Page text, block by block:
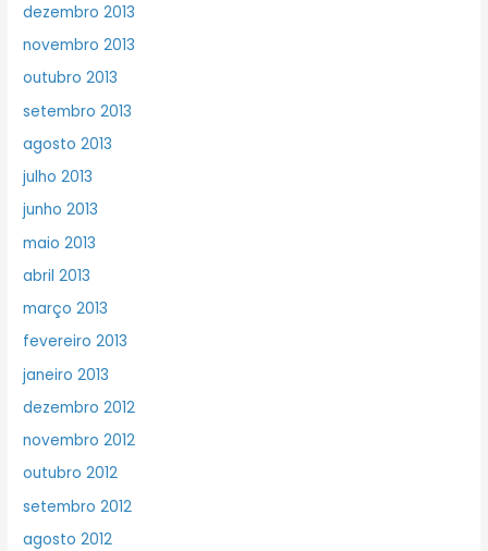
dezembro 2013
novembro 2013
outubro 2013
setembro 2013
agosto 2013
julho 2013
junho 2013
maio 2013
abril 2013
março 2013
fevereiro 2013
janeiro 2013
dezembro 2012
novembro 2012
outubro 2012
setembro 2012
agosto 2012